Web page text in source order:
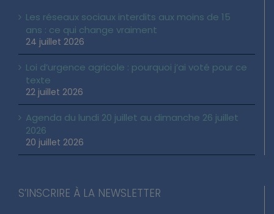
Les réseaux sociaux interdits aux moins de 15
ans : ce qui change vraiment
24 juillet 2026
Loi d’urgence agricole : pourquoi j’ai voté pour ce
texte
22 juillet 2026
Agenda du lundi 20 juillet au dimanche 26 juillet
2026
20 juillet 2026